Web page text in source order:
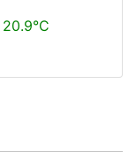
20.9°C